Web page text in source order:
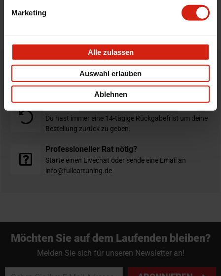
Marketing
Alle zulassen
Auswahl erlauben
Ablehnen
Bestellt vor 16:00 Uhr
verschickt am selben Tag
Du hast immer eine 14-tägige Rückgabefrist um deine
Bestellung zurück zu geben.
Professioneller Rat nötig?
Starte einen Livechat oder sende eine Email an
info@fullcartuning.de
Möchten Sie auf dem Laufenden bleiben?
Melden Sie sich für unseren Newsletter an!